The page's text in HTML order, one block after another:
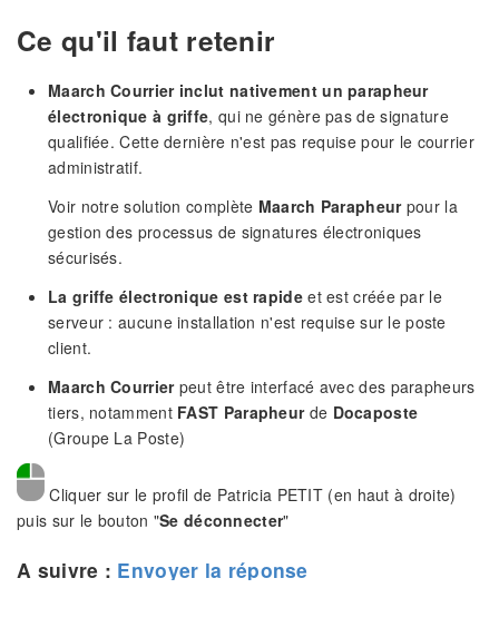
Ce qu'il faut retenir
Maarch Courrier inclut nativement un parapheur
électronique à griffe, qui ne génère pas de signature
qualifiée. Cette dernière n'est pas requise pour le courrier
administratif.
Voir notre solution complète Maarch Parapheurpour la
gestion des processus de signatures électroniques
sécurisés.
La griffe électronique est rapideet est créée par le
serveur : aucune installation n'est requise sur le poste
client.
Maarch Courrierpeut être interfacé avec des parapheurs
tiers, notamment FAST Parapheurde Docaposte
(Groupe La Poste)
Cliquer sur le profil de Patricia PETIT (en haut à droite)
puis sur le bouton "Se déconnecter"
A suivre : Envoyer la réponse